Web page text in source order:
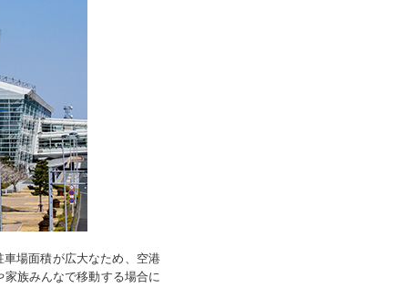
場面積が広大なため、空港
族みんなで移動する場合に